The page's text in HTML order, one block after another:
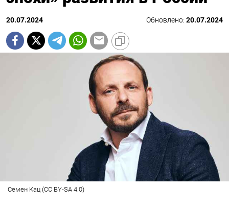
20.07.2024 Обновлено: 20.07.2024
Семен Кац (CC BY-SA 4.0)